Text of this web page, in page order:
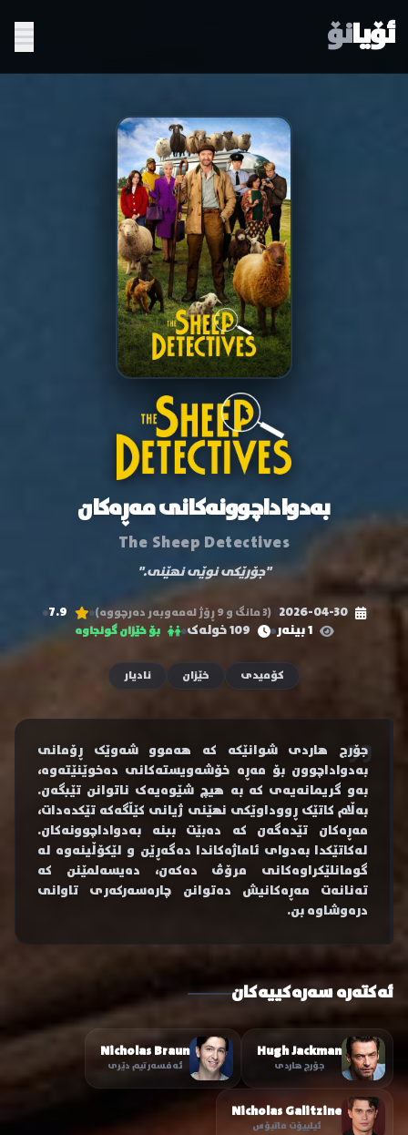
ئۆیانۆ
بەدواداچوونەکانی مەڕەکان
The Sheep Detectives
"جۆرێکی نوێی نهێنی."
2026-04-30 (3 مانگ و 9 ڕۆژ لەمەوبەر دەرچووە)
7.9
1 بینەر
109 خولەک بۆ خێزان گونجاوە
کۆمیدی خێزان نادیار
جۆرج هاردی شوانێکە کە هەموو شەوێک ڕۆمانی
بەدواداچوون بۆ مەڕە خۆشەویستەکانی دەخوێنێتەوە،
بەو گریمانەیەی کە بە هیچ شێوەیەک ناتوانن تێبگەن.
بەڵام کاتێک ڕووداوێکی نهێنی ژیانی کێڵگەکە تێکدەدات،
مەڕەکان تێدەگەن کە دەبێت ببنە بەدواداچوونەکان.
لەکاتێکدا بەدوای ئاماژەکاندا دەگەڕێن و لێکۆڵینەوە لە
گومانلێکراوەکانی مرۆڤ دەکەن، دەیسەلمێنن کە
تەنانەت مەڕەکانیش دەتوانن چارەسەرکەری تاوانی
درەوشاوە بن.
ئەکتەرە سەرەکییەکان
Hugh Jackman
جۆرج هاردی
Nicholas Braun
ئەفسەر تیم دێری
Nicholas Galitzine
ئیلییۆت ماتیۆس